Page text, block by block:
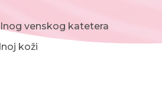
venskog katetera
koži